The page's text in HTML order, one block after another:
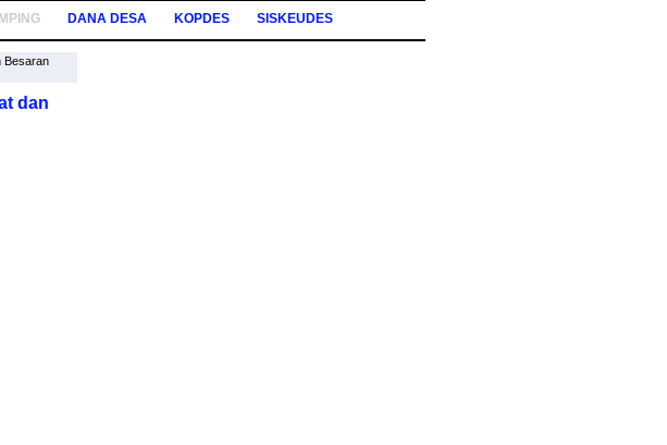
DANA DESA KOPDES SISKEUDES
Besaran
dan